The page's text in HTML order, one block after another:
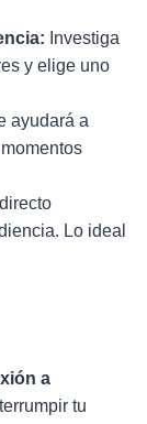
Investiga
y elige uno
ayudará a
Lo ideal
a
tu